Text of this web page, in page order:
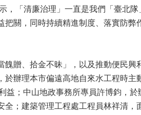
，「清廉治理」一直是我們「臺北
關，同時持續精進制度、落實防弊
贈、拾金不昧」，以及推動便民興
辦理本市偏遠高地自來水工程時主
；中山地政事務所專員許博鈞，
；建築管理工程處工程員林祥清，